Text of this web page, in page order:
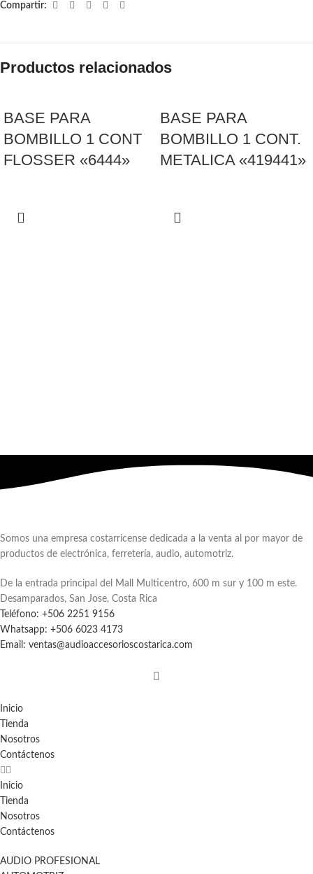
Compartir:
Productos relacionados
BASE PARA
BOMBILLO 1 CONT
FLOSSER «6444»
BASE PARA
BOMBILLO 1 CONT.
METALICA «419441»
Somos una empresa costarricense dedicada a la venta al por mayor de
productos de electrónica, ferretería, audio, automotriz.
De la entrada principal del Mall Multicentro, 600 m sur y 100 m este.
Desamparados, San Jose, Costa Rica
Teléfono: +506 2251 9156
Whatsapp: +506 6023 4173
Email: ventas@audioaccesorioscostarica.com
Inicio
Tienda
Nosotros
Contáctenos
Inicio
Tienda
Nosotros
Contáctenos
AUDIO PROFESIONAL